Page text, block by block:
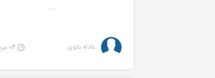
...
عادله بانوی ۰۴ مرداد ۰۵